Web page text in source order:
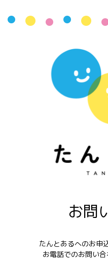
お問
たんとあるへのお申
お電話でのお問い合